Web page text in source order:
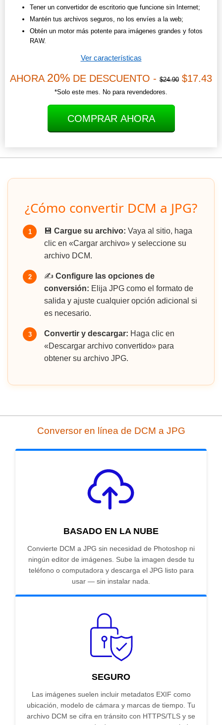
Tener un convertidor de escritorio que funcione sin Internet;
Mantén tus archivos seguros, no los envíes a la web;
Obtén un motor más potente para imágenes grandes y fotos
RAW.
Ver características
AHORA 20% DE DESCUENTO - $24.90 $17.43
*Solo este mes. No para revendedores.
COMPRAR AHORA
¿Cómo convertir DCM a JPG?
1 💾 Cargue su archivo: Vaya al sitio, haga
clic en «Cargar archivo» y seleccione su
archivo DCM.
2 ✍️ Configure las opciones de
conversión: Elija JPG como el formato de
salida y ajuste cualquier opción adicional si
es necesario.
3 Convertir y descargar: Haga clic en
«Descargar archivo convertido» para
obtener su archivo JPG.
Conversor en línea de DCM a JPG
BASADO EN LA NUBE
Convierte DCM a JPG sin necesidad de Photoshop ni
ningún editor de imágenes. Sube la imagen desde tu
teléfono o computadora y descarga el JPG listo para
usar — sin instalar nada.
SEGURO
Las imágenes suelen incluir metadatos EXIF como
ubicación, modelo de cámara y marcas de tiempo. Tu
archivo DCM se cifra en tránsito con HTTPS/TLS y se